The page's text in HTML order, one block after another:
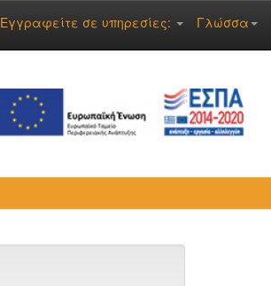
Γλώσσα
Εγγραφείτε σε υπηρεσίες: